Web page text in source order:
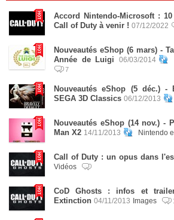
Accord Nintendo-Microsoft :
Call of Duty à venir ! 07/12/2022
Nouveautés eShop (6 mars) -
Année de Luigi
06/03/2014
7
Nouveautés eShop (5 déc.) -
SEGA 3D Classics 06/12/2013
Nouveautés eShop (14 nov.) -
Man X2 14/11/2013 Nintendo
Call of Duty : un opus dans
Vidéos
CoD Ghosts : infos et
Extinction 04/11/2013 Images